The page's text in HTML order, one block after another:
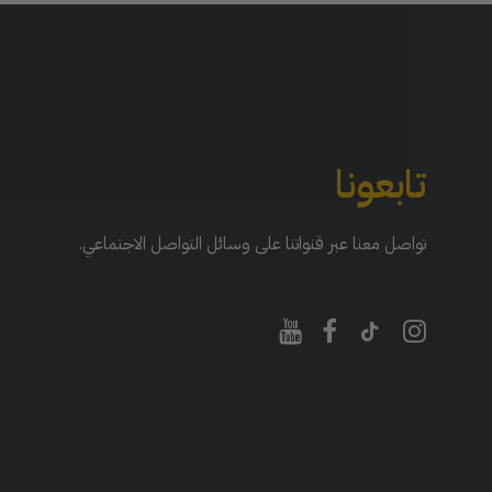
تابعونا
تواصل معنا عبر قنواتنا على وسائل التواصل الاجتماعي.